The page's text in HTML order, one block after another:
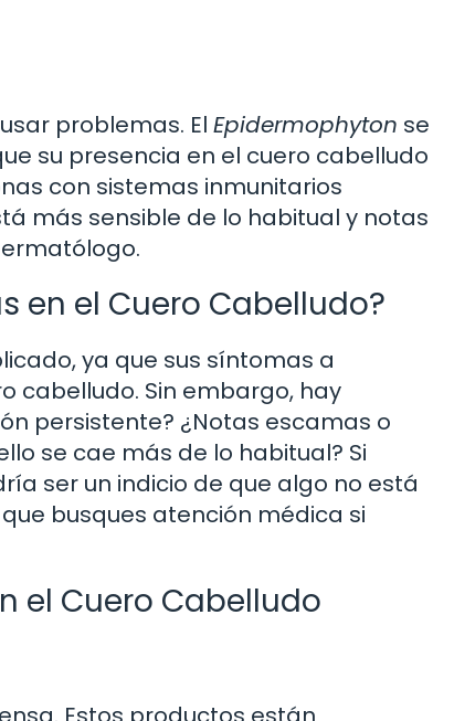
problemas. El Epidermophyton se
su presencia en el cuero cabelludo
con sistemas inmunitarios
más sensible de lo habitual y notas
en el Cuero Cabelludo?
ya que sus síntomas a
cabelludo. Sin embargo, hay
persistente? ¿Notas escamas o
se cae más de lo habitual? Si
ser un indicio de que algo no está
busques atención médica si
el Cuero Cabelludo